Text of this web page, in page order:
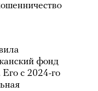
фонд
с 2024-го